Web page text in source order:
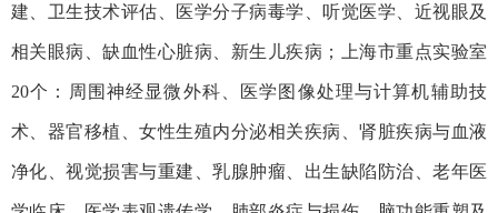
建、卫生技术评估、医学分子病毒学、听觉医学、近视眼及
相关眼病、缺血性心脏病、新生儿疾病；上海市重点实验室
20个：周围神经显微外科、医学图像处理与计算机辅助技
术、器官移植、女性生殖内分泌相关疾病、肾脏疾病与血液
净化、视觉损害与重建、乳腺肿瘤、出生缺陷防治、老年医